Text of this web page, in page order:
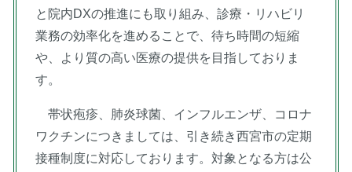
と院内DXの推進にも取り組み、診療・リハビリ
業務の効率化を進めることで、待ち時間の短縮
や、より質の高い医療の提供を目指しておりま
す。
帯状疱疹、肺炎球菌、インフルエンザ、コロナ
ワクチンにつきましては、引き続き西宮市の定期
接種制度に対応しております。対象となる方は公